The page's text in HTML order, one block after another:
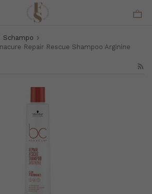
Schampo
Repair Rescue Shampoo Arginine